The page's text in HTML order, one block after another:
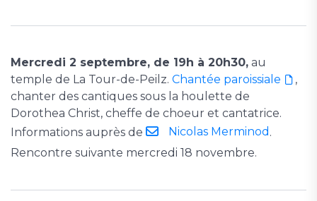
Mercredi 2 septembre, de 19h à 20h30, au
temple de La Tour-de-Peilz. Chantée paroissiale
,
chanter des cantiques sous la houlette de
Dorothea Christ, cheffe de choeur et cantatrice.
Informations auprès de
Nicolas Merminod .
Rencontre suivante mercredi 18 novembre.